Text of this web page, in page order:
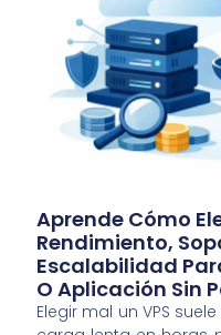
Aprende Cómo
Rendimiento,
Escalabilidad
O Aplicación Sin
Elegir mal un VPS